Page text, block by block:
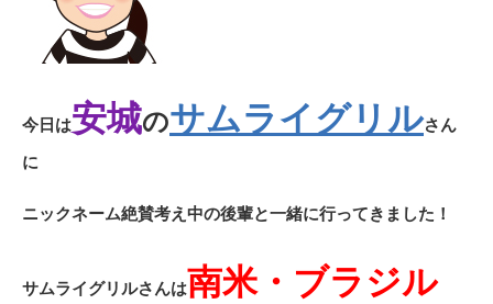
今日は安城のサムライグリルさん
に
ニックネーム絶賛考え中の後輩と一緒に行ってきました！
サムライグリルさんは南米・ブラジル